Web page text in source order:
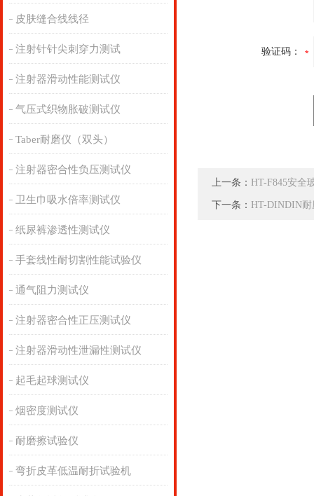
皮肤缝合线线径
注射针针尖刺穿力测试
注射器滑动性能测试仪
气压式织物胀破测试仪
Taber耐磨仪（双头）
注射器密合性负压测试仪
卫生巾吸水倍率测试仪
纸尿裤渗透性测试仪
手套线性耐切割性能试验仪
通气阻力测试仪
注射器密合性正压测试仪
注射器滑动性泄漏性测试仪
起毛起球测试仪
烟密度测试仪
耐磨擦试验仪
弯折皮革低温耐折试验机
验证码：
上一条： HT-F845安全
下一条： HT-DINDIN